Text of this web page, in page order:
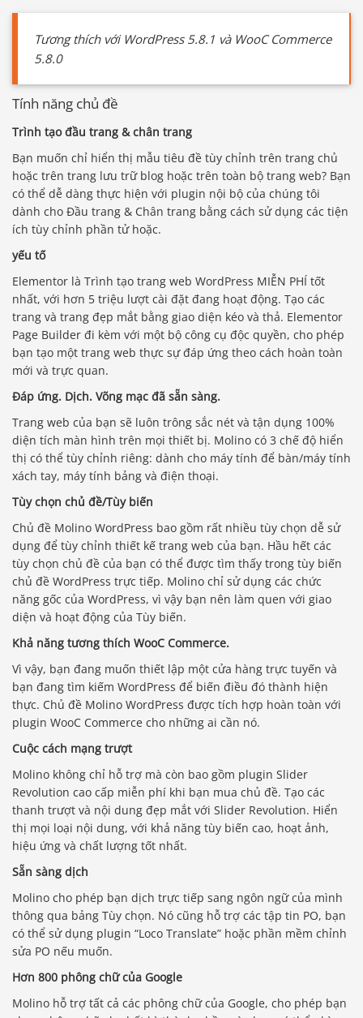
Tương thích với WordPress 5.8.1 và WooC Commerce
5.8.0
Tính năng chủ đề
Trình tạo đầu trang & chân trang
Bạn muốn chỉ hiển thị mẫu tiêu đề tùy chỉnh trên trang chủ
hoặc trên trang lưu trữ blog hoặc trên toàn bộ trang web? Bạn
có thể dễ dàng thực hiện với plugin nội bộ của chúng tôi
dành cho Đầu trang & Chân trang bằng cách sử dụng các tiện
ích tùy chỉnh phần tử hoặc.
yếu tố
Elementor là Trình tạo trang web WordPress MIỄN PHÍ tốt
nhất, với hơn 5 triệu lượt cài đặt đang hoạt động. Tạo các
trang và trang đẹp mắt bằng giao diện kéo và thả. Elementor
Page Builder đi kèm với một bộ công cụ độc quyền, cho phép
bạn tạo một trang web thực sự đáp ứng theo cách hoàn toàn
mới và trực quan.
Đáp ứng. Dịch. Võng mạc đã sẵn sàng.
Trang web của bạn sẽ luôn trông sắc nét và tận dụng 100%
diện tích màn hình trên mọi thiết bị. Molino có 3 chế độ hiển
thị có thể tùy chỉnh riêng: dành cho máy tính để bàn/máy tính
xách tay, máy tính bảng và điện thoại.
Tùy chọn chủ đề/Tùy biến
Chủ đề Molino WordPress bao gồm rất nhiều tùy chọn dễ sử
dụng để tùy chỉnh thiết kế trang web của bạn. Hầu hết các
tùy chọn chủ đề của bạn có thể được tìm thấy trong tùy biến
chủ đề WordPress trực tiếp. Molino chỉ sử dụng các chức
năng gốc của WordPress, vì vậy bạn nên làm quen với giao
diện và hoạt động của Tùy biến.
Khả năng tương thích WooC Commerce.
Vì vậy, bạn đang muốn thiết lập một cửa hàng trực tuyến và
bạn đang tìm kiếm WordPress để biến điều đó thành hiện
thực. Chủ đề Molino WordPress được tích hợp hoàn toàn với
plugin WooC Commerce cho những ai cần nó.
Cuộc cách mạng trượt
Molino không chỉ hỗ trợ mà còn bao gồm plugin Slider
Revolution cao cấp miễn phí khi bạn mua chủ đề. Tạo các
thanh trượt và nội dung đẹp mắt với Slider Revolution. Hiển
thị mọi loại nội dung, với khả năng tùy biến cao, hoạt ảnh,
hiệu ứng và chất lượng tốt nhất.
Sẵn sàng dịch
Molino cho phép bạn dịch trực tiếp sang ngôn ngữ của mình
thông qua bảng Tùy chọn. Nó cũng hỗ trợ các tập tin PO, bạn
có thể sử dụng plugin “Loco Translate” hoặc phần mềm chỉnh
sửa PO nếu muốn.
Hơn 800 phông chữ của Google
Molino hỗ trợ tất cả các phông chữ của Google, cho phép bạn